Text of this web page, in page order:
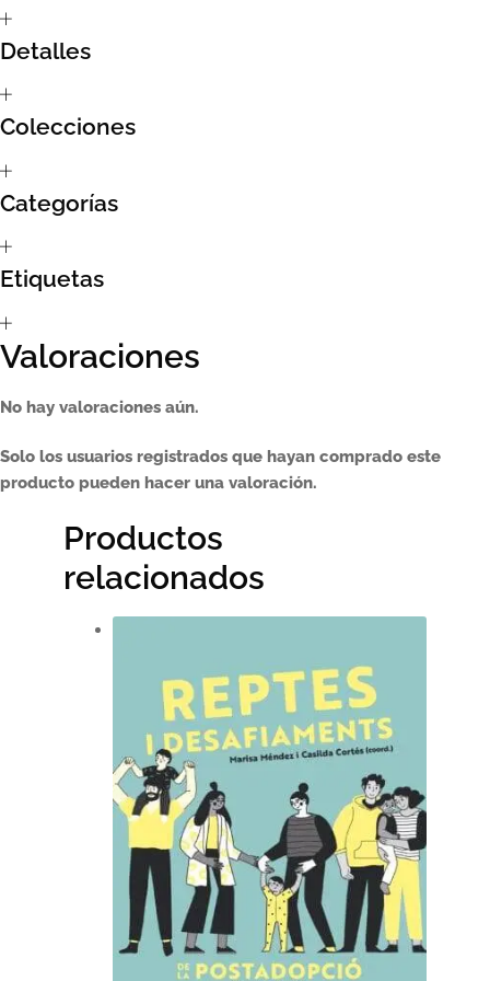
Sumate al sorteo Artcombo
Suscríbete a la newsletter de Marcombo
Test Formulario
Detalles
Colecciones
Categorías
Etiquetas
Valoraciones
No hay valoraciones aún.
Solo los usuarios registrados que hayan comprado este
producto pueden hacer una valoración.
Productos
relacionados